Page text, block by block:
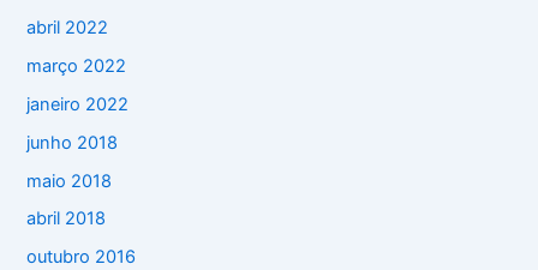
abril 2022
março 2022
janeiro 2022
junho 2018
maio 2018
abril 2018
outubro 2016